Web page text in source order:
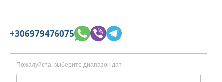
+306979476075
Пожалуйста, выберите диапазон дат